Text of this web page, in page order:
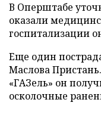
В Оперштабе
оказали
госпитализации
Еще один
Маслова
«ГАЗель» он
осколочные